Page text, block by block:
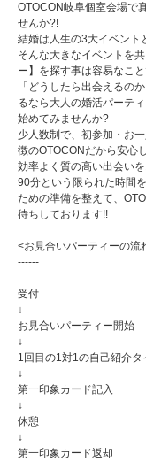
OTOCON岐阜個室会場で
せんか?!
結婚は人生の3大イベント
そんな大きなイベントを
ー】を探す事は容易なこと
「どうしたら出会えるの
るなら大人の婚活パーテ
始めてみませんか?
少人数制で、初参加・お
徴のOTOCONだから安心
効率よく質の高い出会い
90分という限られた時間
ための準備を整えて、
待ちしております!!
<お見合いパーティーの流
------
受付
↓
お見合いパーティー開始
↓
1回目の1対1の自己紹介
↓
第一印象カード記入
↓
休憩
↓
第一印象カード返却